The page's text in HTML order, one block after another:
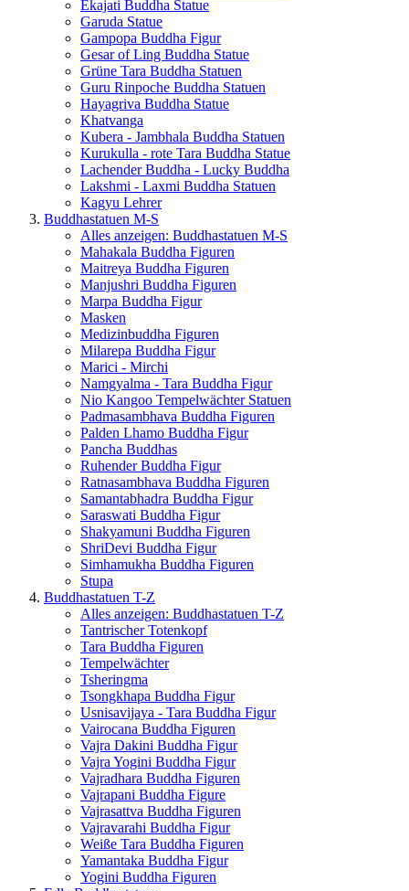
Ekajati Buddha Statue
Garuda Statue
Gampopa Buddha Figur
Gesar of Ling Buddha Statue
Grüne Tara Buddha Statuen
Guru Rinpoche Buddha Statuen
Hayagriva Buddha Statue
Khatvanga
Kubera - Jambhala Buddha Statuen
Kurukulla - rote Tara Buddha Statue
Lachender Buddha - Lucky Buddha
Lakshmi - Laxmi Buddha Statuen
Kagyu Lehrer
Buddhastatuen M-S
Alles anzeigen: Buddhastatuen M-S
Mahakala Buddha Figuren
Maitreya Buddha Figuren
Manjushri Buddha Figuren
Marpa Buddha Figur
Masken
Medizinbuddha Figuren
Milarepa Buddha Figur
Marici - Mirchi
Namgyalma - Tara Buddha Figur
Nio Kangoo Tempelwächter Statuen
Padmasambhava Buddha Figuren
Palden Lhamo Buddha Figur
Pancha Buddhas
Ruhender Buddha Figur
Ratnasambhava Buddha Figuren
Samantabhadra Buddha Figur
Saraswati Buddha Figur
Shakyamuni Buddha Figuren
ShriDevi Buddha Figur
Simhamukha Buddha Figuren
Stupa
Buddhastatuen T-Z
Alles anzeigen: Buddhastatuen T-Z
Tantrischer Totenkopf
Tara Buddha Figuren
Tempelwächter
Tsheringma
Tsongkhapa Buddha Figur
Usnisavijaya - Tara Buddha Figur
Vairocana Buddha Figuren
Vajra Dakini Buddha Figur
Vajra Yogini Buddha Figur
Vajradhara Buddha Figuren
Vajrapani Buddha Figure
Vajrasattva Buddha Figuren
Vajravarahi Buddha Figur
Weiße Tara Buddha Figuren
Yamantaka Buddha Figur
Yogini Buddha Figuren